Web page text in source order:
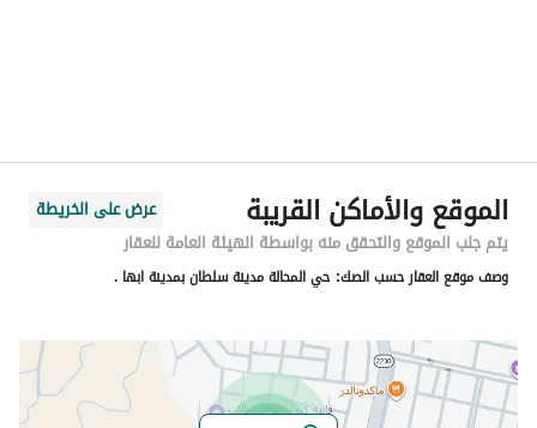
رقم المبنى
7691
الرقم الاضافي
خط العرض
18.280070260189735
خط الطول
42.5903445957183
الموقع والأماكن القريبة
عرض على الخريطة
يتم جلب الموقع والتحقق منه بواسطة الهيئة العامة للعقار
وصف موقع العقار حسب الصك: حي المحالة مدينة سلطان بمدينة ابها .